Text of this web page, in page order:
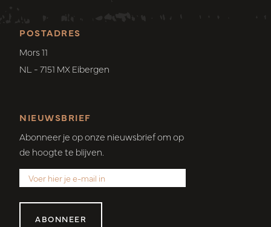
POSTADRES
Mors 11
NL - 7151 MX Eibergen
NIEUWSBRIEF
Abonneer je op onze nieuwsbrief om op
de hoogte te blijven.
ABONNEER